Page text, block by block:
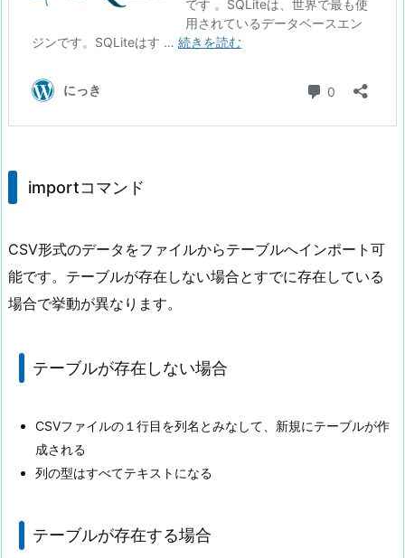
importコマンド
CSV形式のデータをファイルからテーブルへインポート可
能です。テーブルが存在しない場合とすでに存在している
場合で挙動が異なります。
テーブルが存在しない場合
CSVファイルの１行目を列名とみなして、新規にテーブルが作
成される
列の型はすべてテキストになる
テーブルが存在する場合